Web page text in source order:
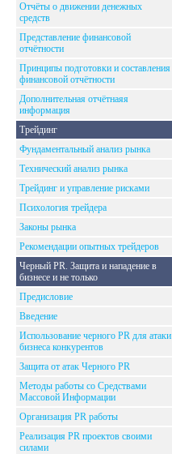
Отчёты о движении денежных
средств
Представление финансовой
отчётности
Принципы подготовки и составления
финансовой отчётности
Дополнительная отчётнаяя
информация
Трейдинг
Фундаментальный анализ рынка
Технический анализ рынка
Трейдинг и управление рисками
Психология трейдера
Законы рынка
Рекомендации опытных трейдеров
Черный PR. Защита и нападение в
бизнесе и не только
Предисловие
Введение
Использование черного PR для атаки
бизнеса конкурентов
Защита от атак Черного PR
Методы работы со Средствами
Массовой Информации
Организация PR работы
Реализация PR проектов своими
силами